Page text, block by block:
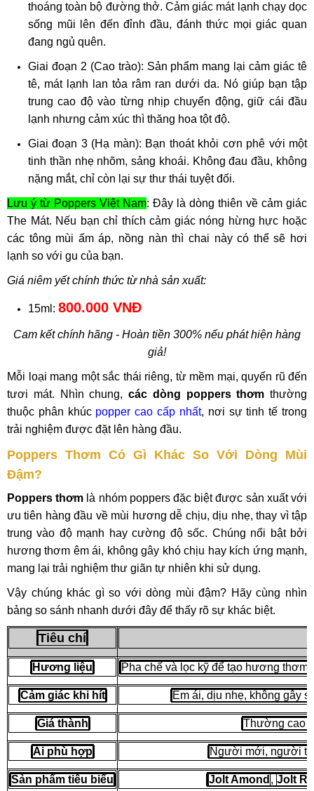
thoáng toàn bộ đường thở. Cảm giác mát lạnh chạy dọc
sống mũi lên đến đỉnh đầu, đánh thức mọi giác quan
đang ngủ quên.
Giai đoạn 2 (Cao trào): Sản phẩm mang lại cảm giác tê
tê, mát lạnh lan tỏa râm ran dưới da. Nó giúp bạn tập
trung cao độ vào từng nhịp chuyển động, giữ cái đầu
lạnh nhưng cảm xúc thì thăng hoa tột độ.
Giai đoạn 3 (Hạ màn): Bạn thoát khỏi cơn phê với một
tinh thần nhẹ nhõm, sảng khoái. Không đau đầu, không
nặng mắt, chỉ còn lại sự thư thái tuyệt đối.
Lưu ý từ Poppers Việt Nam: Đây là dòng thiên về cảm giác
The Mát. Nếu bạn chỉ thích cảm giác nóng hừng hực hoặc
các tông mùi ấm áp, nồng nàn thì chai này có thể sẽ hơi
lạnh so với gu của bạn.
Giá niêm yết chính thức từ nhà sản xuất:
15ml: 800.000 VNĐ
Cam kết chính hãng - Hoàn tiền 300% nếu phát hiện hàng
giả!
Mỗi loại mang một sắc thái riêng, từ mềm mại, quyến rũ đến
tươi mát. Nhìn chung, các dòng poppers thơm thường
thuộc phân khúc popper cao cấp nhất, nơi sự tinh tế trong
trải nghiệm được đặt lên hàng đầu.
Poppers Thơm Có Gì Khác So Với Dòng Mùi
Đậm?
Poppers thơm là nhóm poppers đặc biệt được sản xuất với
ưu tiên hàng đầu về mùi hương dễ chịu, dịu nhẹ, thay vì tập
trung vào độ mạnh hay cường độ sốc. Chúng nổi bật bởi
hương thơm êm ái, không gây khó chịu hay kích ứng mạnh,
mang lại trải nghiệm thư giãn tự nhiên khi sử dụng.
Vậy chúng khác gì so với dòng mùi đậm? Hãy cùng nhìn
bảng so sánh nhanh dưới đây để thấy rõ sự khác biệt.
Tiêu chí
Hương liệu Pha chế và lọc kỹ để tạo hương
Cảm giác khi hít Êm ái, dịu nhẹ, không gây
Giá thành Thường cao
Ai phù hợp Người mới, người
Sản phẩm tiêu biểu Jolt Amond , Jolt